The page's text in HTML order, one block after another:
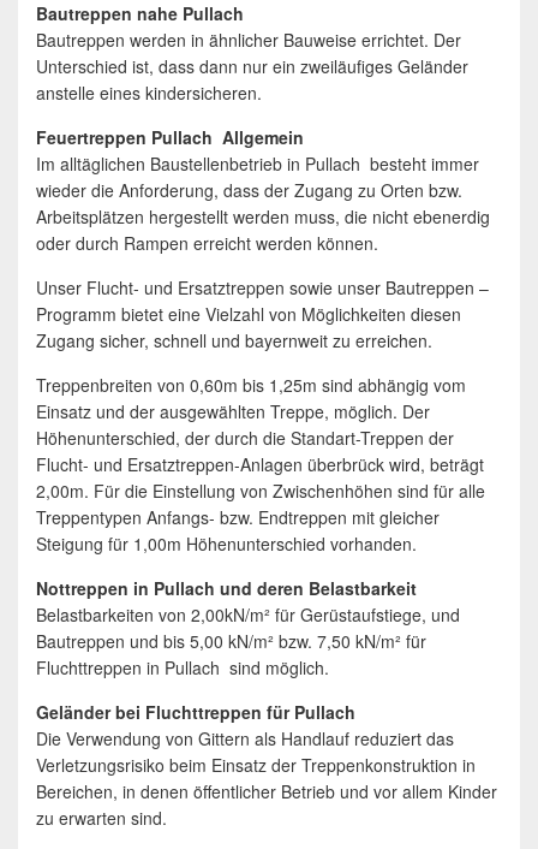
Bautreppen nahe Pullach
Bautreppen werden in ähnlicher Bauweise errichtet. Der
Unterschied ist, dass dann nur ein zweiläufiges Geländer
anstelle eines kindersicheren.
Feuertreppen Pullach Allgemein
Im alltäglichen Baustellenbetrieb in Pullach besteht immer
wieder die Anforderung, dass der Zugang zu Orten bzw.
Arbeitsplätzen hergestellt werden muss, die nicht ebenerdig
oder durch Rampen erreicht werden können.
Unser Flucht- und Ersatztreppen sowie unser Bautreppen –
Programm bietet eine Vielzahl von Möglichkeiten diesen
Zugang sicher, schnell und bayernweit zu erreichen.
Treppenbreiten von 0,60m bis 1,25m sind abhängig vom
Einsatz und der ausgewählten Treppe, möglich. Der
Höhenunterschied, der durch die Standart-Treppen der
Flucht- und Ersatztreppen-Anlagen überbrück wird, beträgt
2,00m. Für die Einstellung von Zwischenhöhen sind für alle
Treppentypen Anfangs- bzw. Endtreppen mit gleicher
Steigung für 1,00m Höhenunterschied vorhanden.
Nottreppen in Pullach und deren Belastbarkeit
Belastbarkeiten von 2,00kN/m² für Gerüstaufstiege, und
Bautreppen und bis 5,00 kN/m² bzw. 7,50 kN/m² für
Fluchttreppen in Pullach sind möglich.
Geländer bei Fluchttreppen für Pullach
Die Verwendung von Gittern als Handlauf reduziert das
Verletzungsrisiko beim Einsatz der Treppenkonstruktion in
Bereichen, in denen öffentlicher Betrieb und vor allem Kinder
zu erwarten sind.